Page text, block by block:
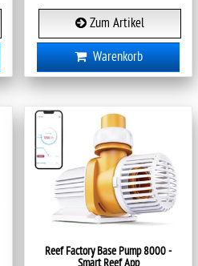
Zum Artikel
Warenkorb
Reef Factory Base Pump 8000 -
Smart Reef App